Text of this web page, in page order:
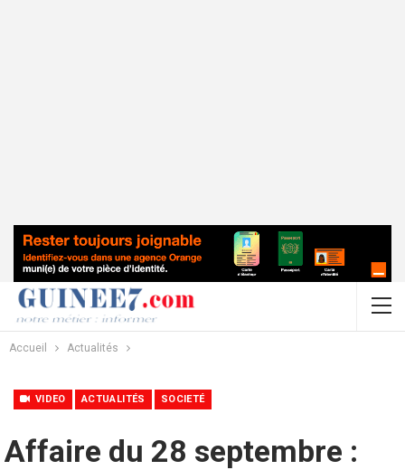
Accueil Actualités
VIDEO ACTUALITÉS SOCIETÉ
Affaire du 28 septembre :